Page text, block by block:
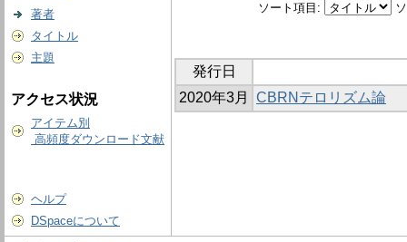
著者
タイトル
主題
アクセス状況
アイテム別
高頻度ダウンロード文献
ヘルプ
DSpaceについて
ソート項目:
発行日
2020年3月
CBRNテロリズム論